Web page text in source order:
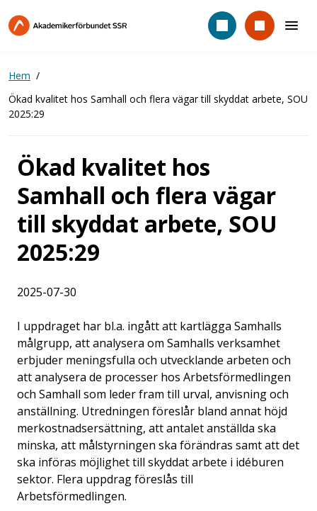
till
Hem
Ökad kvalitet hos Samhall och flera vägar till skyddat arbete, SOU
2025:29
Ökad kvalitet hos
Samhall och flera vägar
till skyddat arbete, SOU
2025:29
2025-07-30
I uppdraget har bl.a. ingått att kartlägga Samhalls
målgrupp, att analysera om Samhalls verksamhet
erbjuder meningsfulla och utvecklande arbeten och
att analysera de processer hos Arbetsförmedlingen
och Samhall som leder fram till urval, anvisning och
anställning. Utredningen föreslår bland annat höjd
merkostnadsersättning, att antalet anställda ska
minska, att målstyrningen ska förändras samt att det
ska införas möjlighet till skyddat arbete i idéburen
sektor. Flera uppdrag föreslås till
Arbetsförmedlingen.